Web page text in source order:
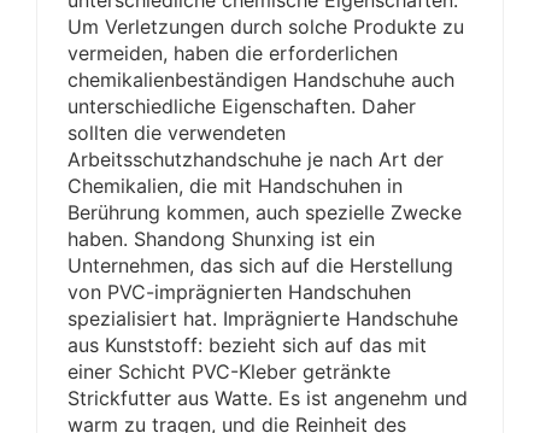
Um Verletzungen durch solche Produkte zu
vermeiden, haben die erforderlichen
chemikalienbeständigen Handschuhe auch
unterschiedliche Eigenschaften. Daher
sollten die verwendeten
Arbeitsschutzhandschuhe je nach Art der
Chemikalien, die mit Handschuhen in
Berührung kommen, auch spezielle Zwecke
haben. Shandong Shunxing ist ein
Unternehmen, das sich auf die Herstellung
von PVC-imprägnierten Handschuhen
spezialisiert hat. Imprägnierte Handschuhe
aus Kunststoff: bezieht sich auf das mit
einer Schicht PVC-Kleber getränkte
Strickfutter aus Watte. Es ist angenehm und
warm zu tragen, und die Reinheit des